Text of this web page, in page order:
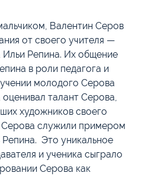
Валентин Серов
от своего учителя —
Ильи Репина. Их общение
в роли педагога и
молодого Серова
оценивал талант Серова,
художников своего
Серова служили примером
Репина. Это уникальное
и ученика сыграло
Серова как